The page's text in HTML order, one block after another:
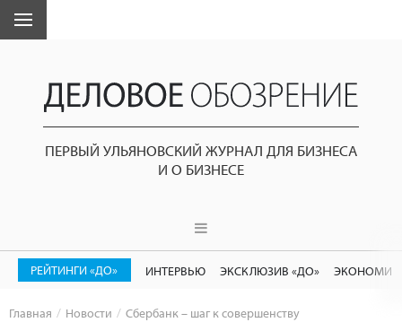
ПЕРВЫЙ УЛЬЯНОВСКИЙ ЖУРНАЛ ДЛЯ БИЗНЕСА
И О БИЗНЕСЕ
РЕЙТИНГИ «ДО» ИНТЕРВЬЮ ЭКСКЛЮЗИВ «ДО»
Главная Новости Сбербанк – шаг к совершенству